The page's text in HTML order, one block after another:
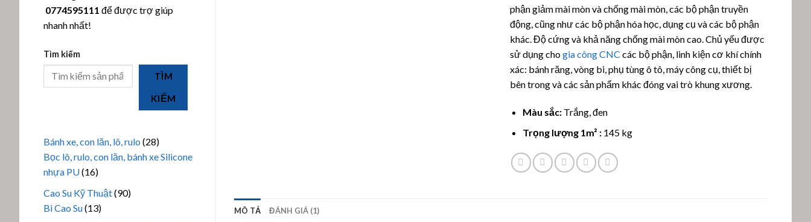
0774595111 để được trợ giúp
nhanh nhất!
Tìm kiếm
TÌM
KIẾM
Bánh xe, con lăn, lô, rulo 2828
sản
Bọc lô, rulo, con lăn, bánh xe Silicone
nhựa PU 1616
sản
phẩm
Cao Su Kỹ Thuật 9090
Bi Cao Su 1313
đánh giá
phận giảm mài mòn và chống mài mòn, các bộ phận truyền
động, cũng như các bộ phận hóa học, dụng cụ và các bộ phận
khác. Độ cứng và khả năng chống mài mòn cao. Chủ yếu được
sử dụng chogia công CNC các bộ phận, linh kiện cơ khí chính
xác: bánh răng, vòng bi, phụ tùng ô tô, máy công cụ, thiết bị
bên trong và các sản phẩm khác đóng vai trò khung xương.
Màu sắc:Trắng, đen
Trọng lượng 1m² :145 kg
MÔ TẢ ĐÁNH GIÁ (1)